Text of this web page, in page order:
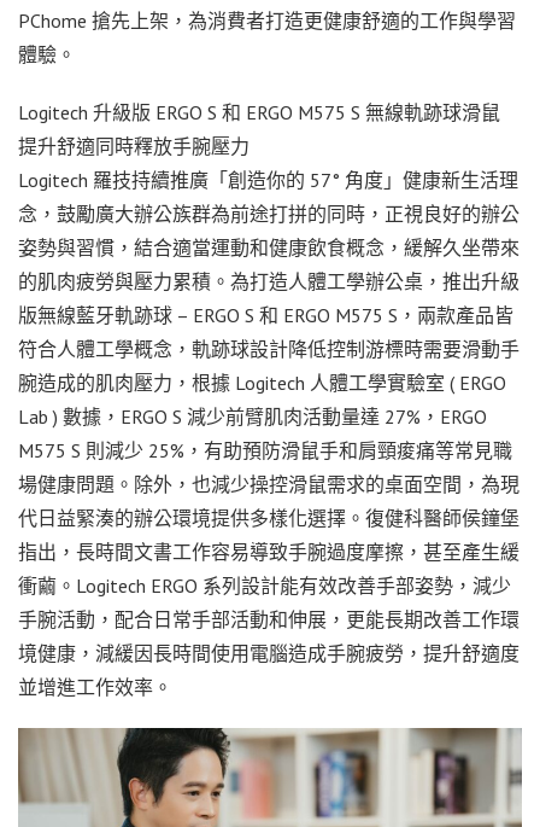
PChome 搶先上架，為消費者打造更健康舒適的工作與學習
體驗。
Logitech 升級版 ERGO S 和 ERGO M575 S 無線軌跡球滑鼠
提升舒適同時釋放手腕壓力
Logitech 羅技持續推廣「創造你的 57° 角度」健康新生活理
念，鼓勵廣大辦公族群為前途打拼的同時，正視良好的辦公
姿勢與習慣，結合適當運動和健康飲食概念，緩解久坐帶來
的肌肉疲勞與壓力累積。為打造人體工學辦公桌，推出升級
版無線藍牙軌跡球 – ERGO S 和 ERGO M575 S，兩款產品皆
符合人體工學概念，軌跡球設計降低控制游標時需要滑動手
腕造成的肌肉壓力，根據 Logitech 人體工學實驗室 ( ERGO
Lab ) 數據，ERGO S 減少前臂肌肉活動量達 27%，ERGO
M575 S 則減少 25%，有助預防滑鼠手和肩頸痠痛等常見職
場健康問題。除外，也減少操控滑鼠需求的桌面空間，為現
代日益緊湊的辦公環境提供多樣化選擇。復健科醫師侯鐘堡
指出，長時間文書工作容易導致手腕過度摩擦，甚至產生緩
衝繭。Logitech ERGO 系列設計能有效改善手部姿勢，減少
手腕活動，配合日常手部活動和伸展，更能長期改善工作環
境健康，減緩因長時間使用電腦造成手腕疲勞，提升舒適度
並增進工作效率。